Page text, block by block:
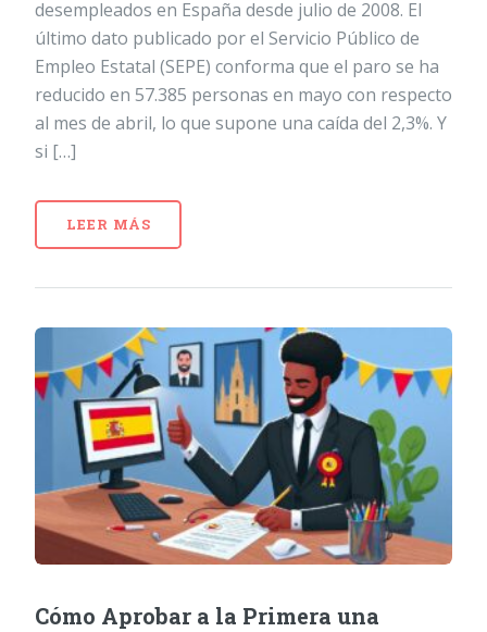
desempleados en España desde julio de 2008. El
último dato publicado por el Servicio Público de
Empleo Estatal (SEPE) conforma que el paro se ha
reducido en 57.385 personas en mayo con respecto
al mes de abril, lo que supone una caída del 2,3%. Y
si […]
LEER MÁS
Cómo Aprobar a la Primera una